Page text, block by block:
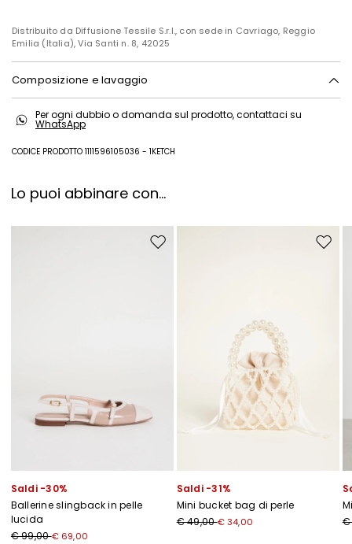
Distribuito da Diffusione Tessile S.r.l., con sede in Cavriago, Reggio
Emilia (Italia), Via Santi n. 8, 42025
Composizione e lavaggio
asciugare in tamburo; asciugare appeso in ombra; ferro tiepido max
120 gradi c; lavare a secco delicato con percloroetilene; non lavare ad
Per ogni dubbio o domanda sul prodotto, contattaci su
WhatsApp
CODICE PRODOTTO 1111596105036 - 1KETCH
Lo puoi abbinare con...
Sposta nella wishlist
Saldi -30%
Ballerine slingback in pelle
lucida
€ 99,00€ 69,00
Saldi -31%
Mini bucket bag di perle
€ 49,00€ 34,00
€